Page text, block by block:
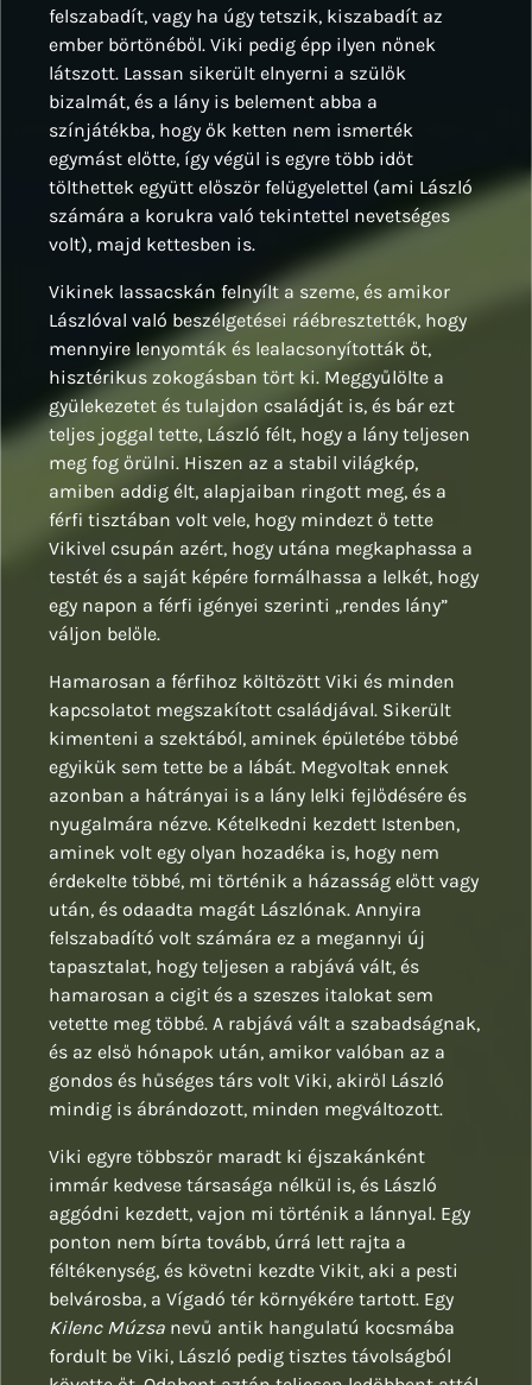
felszabadít, vagy ha úgy tetszik, kiszabadít az
ember börtönéből. Viki pedig épp ilyen nőnek
látszott. Lassan sikerült elnyerni a szülők
bizalmát, és a lány is belement abba a
színjátékba, hogy ők ketten nem ismerték
egymást előtte, így végül is egyre több időt
tölthettek együtt először felügyelettel (ami László
számára a korukra való tekintettel nevetséges
volt), majd kettesben is.
Vikinek lassacskán felnyílt a szeme, és amikor
Lászlóval való beszélgetései ráébresztették, hogy
mennyire lenyomták és lealacsonyították őt,
hisztérikus zokogásban tört ki. Meggyűlölte a
gyülekezetet és tulajdon családját is, és bár ezt
teljes joggal tette, László félt, hogy a lány teljesen
meg fog őrülni. Hiszen az a stabil világkép,
amiben addig élt, alapjaiban ringott meg, és a
férfi tisztában volt vele, hogy mindezt ő tette
Vikivel csupán azért, hogy utána megkaphassa a
testét és a saját képére formálhassa a lelkét, hogy
egy napon a férfi igényei szerinti ,,rendes lány”
váljon belőle.
Hamarosan a férfihoz költözött Viki és minden
kapcsolatot megszakított családjával. Sikerült
kimenteni a szektából, aminek épületébe többé
egyikük sem tette be a lábát. Megvoltak ennek
azonban a hátrányai is a lány lelki fejlődésére és
nyugalmára nézve. Kételkedni kezdett Istenben,
aminek volt egy olyan hozadéka is, hogy nem
érdekelte többé, mi történik a házasság előtt vagy
után, és odaadta magát Lászlónak. Annyira
felszabadító volt számára ez a megannyi új
tapasztalat, hogy teljesen a rabjává vált, és
hamarosan a cigit és a szeszes italokat sem
vetette meg többé. A rabjává vált a szabadságnak,
és az első hónapok után, amikor valóban az a
gondos és hűséges társ volt Viki, akiről László
mindig is ábrándozott, minden megváltozott.
Viki egyre többször maradt ki éjszakánként
immár kedvese társasága nélkül is, és László
aggódni kezdett, vajon mi történik a lánnyal. Egy
ponton nem bírta tovább, úrrá lett rajta a
féltékenység, és követni kezdte Vikit, aki a pesti
belvárosba, a Vígadó tér környékére tartott. Egy
Kilenc Múzsa nevű antik hangulatú kocsmába
fordult be Viki, László pedig tisztes távolságból